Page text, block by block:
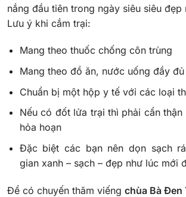
nắng đầu tiên trong ngày siêu siêu đẹp
Lưu ý khi cắm trại:
Mang theo thuốc chống côn trùng
Mang theo đồ ăn, nước uống đầy đủ
Chuẩn bị một hộp y tế với các loại
Nếu có đốt lửa trại thì phải cẩn
hỏa hoạn
Đặc biệt các bạn nên dọn sạch
gian xanh – sạch – đẹp như lúc mới
Để có chuyến thăm viếng chùa Bà Đen